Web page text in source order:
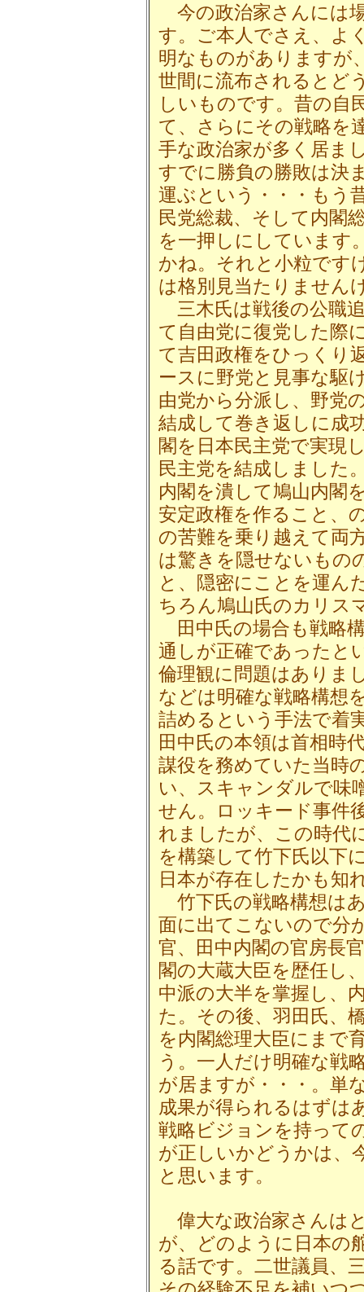
今の政治家さんには
す。ご本人でさえ、よ
明なものがありますが
世間に流布されるとど
しいものです。昔の自
て、さらにその戦略を
手な政治家が多く居ま
すでに勝負の勝敗は決
運ぶという・・・もう
民党総裁、そして内閣
を一押しにしています
かね。それと小粒です
は格別見当たりません
三木氏は戦後の公職
て自由党に復党した際
て吉田政権をひっくり
ースに野党と見事な駆
由党から分派し、野党
結成して巻き返しに成
閣を日本民主党で実現
民主党を結成しました
内閣を潰して鳩山内閣
安定政権を作ること、
の苦難を乗り越えて両
は驚きを隠せないもの
と、隠密にことを運ん
ちろん鳩山氏のカリス
田中氏の場合も戦略
通しが正確であったと
倫理観に問題はありま
などは明確な戦略構想
詰めるという手法で着
田中氏の本領は首相時
謀役を務めていた当時
い、スキャンダルで味
せん。ロッキード事件
れましたが、この時代
を構築して竹下氏以下
日本が存在したかも知
竹下氏の戦略構想は
面に出てこないので分
官、田中内閣の官房長
閣の大蔵大臣を歴任し
中派の大半を掌握し、
た。その後、羽田氏、
を内閣総理大臣にまで
う。一人だけ明確な戦
が居ますが・・・。単
成果が得られるはずは
戦略ビジョンを持って
が正しいかどうかは、
と思います。
偉大な政治家さんは
が、どのように日本の
る話です。二世議員、